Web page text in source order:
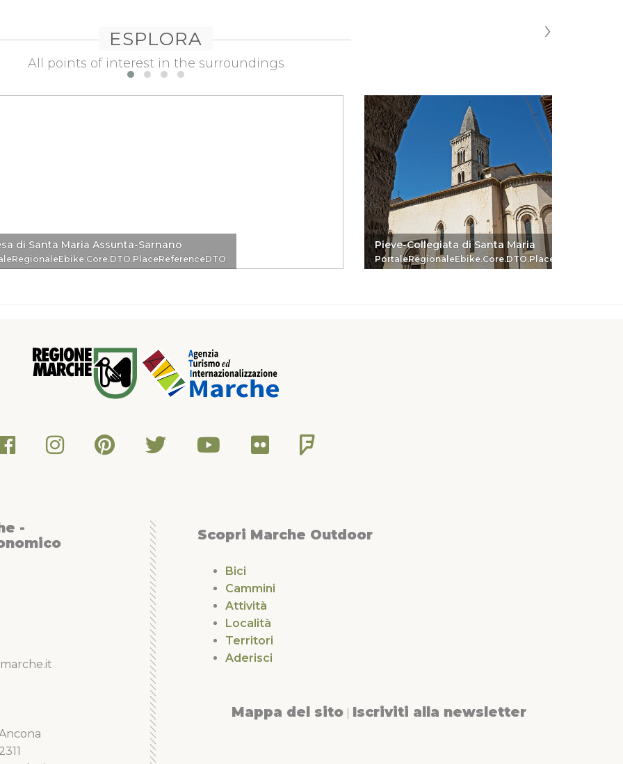
ESPLORA
All points of interest in the surroundings
di Santa Maria Assunta-Sarnano Pieve-Collegiata di Santa Maria
PortaleRegionaleEbike.Core.DTO.PlaceReferenceDTO
›
-
Scopri Marche Outdoor
Bici
Cammini
Attività
Località
Territori
Aderisci
Mappa del sito Iscriviti alla newsletter